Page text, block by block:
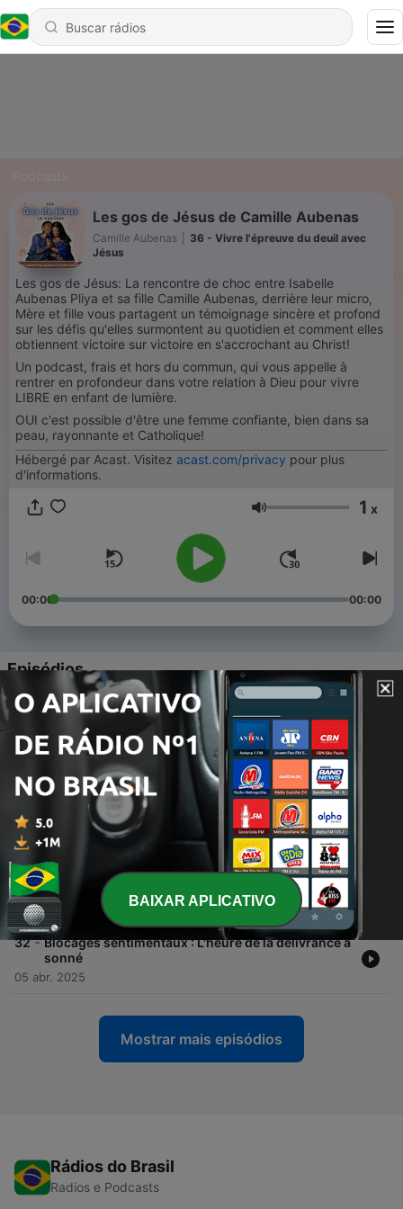
Les gos de Jésus de Camille Aubenas
Camille Aubenas
36 - Vivre l'épreuve du deuil avec
Jésus
Les gos de Jésus: La rencontre de choc entre Isabelle
Aubenas Pliya et sa fille Camille Aubenas, derrière leur micro,
Mère et fille vous partagent un témoignage sincère et profond
sur les défis qu'elles surmontent au quotidien et comment elles
obtiennent victoire sur victoire en s'accrochant au Christ!
Un podcast, frais et hors du commun, qui vous appelle à
rentrer en profondeur dans votre relation à Dieu pour vivre
LIBRE en enfant de lumière.
OUI c'est possible d'être une femme confiante, bien dans sa
peau, rayonnante et Catholique!
Hébergé par Acast. Visitez acast.com/privacy pour plus
d'informations.
Volume 1 x
00:00 00:00
Episódios
36 Vivre l'épreuve du deuil avec Jésus
02 nov. 2025
Témoin, moi ? Oui, depuis ton baptême !
19 out. 2025
34 - Comment faire face à ses croyances limitantes
04 out. 2025
33 - Ton "moi" mets en échec ta puissance spirituelle
06 jul. 2025
32 - Blocages sentimentaux : L'heure de la délivrance a
sonné
05 abr. 2025
Mostrar mais episódios
Rádios do Brasil
Radios e Podcasts
BAIXAR APLICATIVO